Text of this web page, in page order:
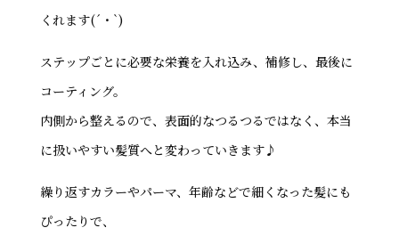
くれます(´・`)
ステップごとに必要な栄養を入れ込み、補修し、最後に
コーティング。
内側から整えるので、表面的なつるつるではなく、本当
に扱いやすい髪質へと変わっていきます♪
繰り返すカラーやパーマ、年齢などで細くなった髪にも
ぴったりで、